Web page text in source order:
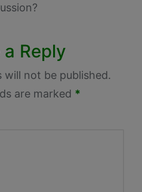
a Reply
will not be published.
are marked *